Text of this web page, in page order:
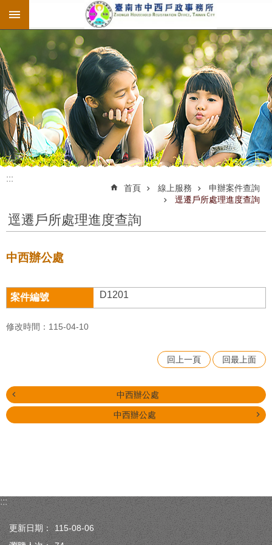
跳到主要內容區塊
:::
:::
首頁 線上服務
申辦案件查詢
逕遷戶所處理進度查詢
逕遷戶所處理進度查詢
中西辦公處
D1201
修改時間：115-04-10
回上一頁 回最上面
中西辦公處
中西辦公處
:::
更新日期：
115-08-06